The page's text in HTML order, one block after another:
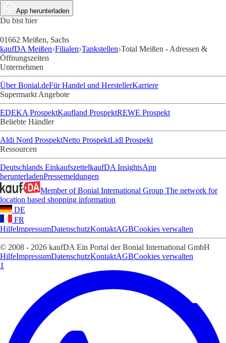
App herunterladen
Du bist hier
01662 Meißen, Sachs
kaufDA Meißen Filialen Tankstellen Total Meißen - Adressen &
Öffnungszeiten
Unternehmen
Über Bonial.deFür Handel und HerstellerKarriere
Supermarkt Angebote
EDEKA ProspektKaufland ProspektREWE Prospekt
Beliebte Händler
Aldi Nord ProspektNetto ProspektLidl Prospekt
Ressourcen
Deutschlands EinkaufszettelkaufDA InsightsApp
herunterladenPressemeldungen
Member of Bonial International Group The network for
location based shopping information
DE
FR
HilfeImpressumDatenschutzKontaktAGBCookies verwalten
© 2008 - 2026 kaufDA Ein Portal der Bonial International GmbH
HilfeImpressumDatenschutzKontaktAGBCookies verwalten
1